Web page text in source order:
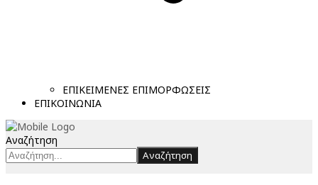
ΕΠΙΚΕΙΜΕΝΕΣ ΕΠΙΜΟΡΦΩΣΕΙΣ
ΕΠΙΚΟΙΝΩΝΙΑ
Αναζήτηση
Αναζήτηση